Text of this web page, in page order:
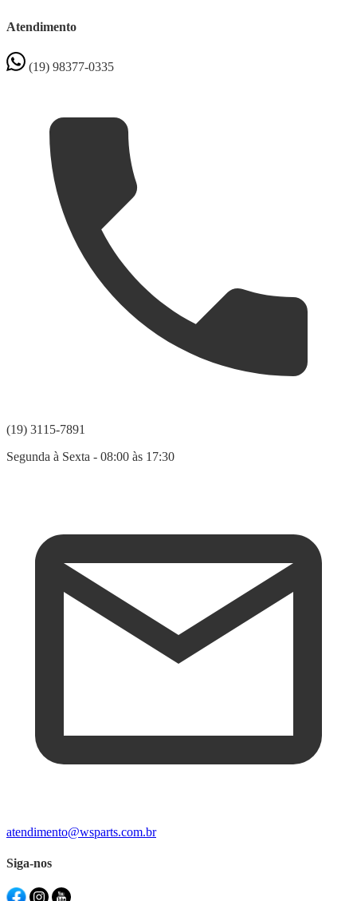
Atendimento
(19) 98377-0335
(19) 3115-7891
Segunda à Sexta - 08:00 às 17:30
atendimento@wsparts.com.br
Siga-nos